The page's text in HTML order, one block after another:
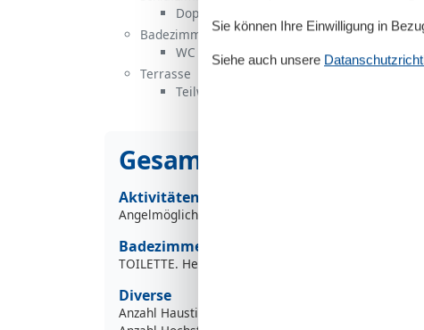
Doppelbett
Badezimmer
WC mit warmem und kaltem Wasser,
Terrasse
Teilweise überdachte Terrasse
Gesamte Ausstattung
Aktivitäten
Angelmöglichkeit, Meer
Badezimmer
TOILETTE. Heißes und kaltes Wasser
Diverse
Anzahl Haustiere
Sie können Ihre Einwilligung in
Siehe auch unsere